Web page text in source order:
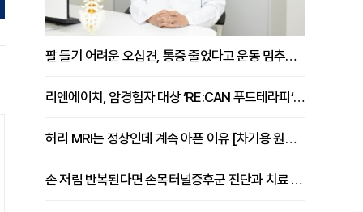
팔 들기 어려운 오십견, 통증 줄었다고 운동 멈추면 안 되는 이유 [이병욱 원장 칼럼]
리엔에이치, 암경험자 대상 ‘RE:CAN 푸드테라피’ 운영
허리 MRI는 정상인데 계속 아픈 이유 [차기용 원장 칼럼]
손 저림 반복된다면 손목터널증후군 진단과 치료 시기 살펴야 [김동현 원장 칼럼]